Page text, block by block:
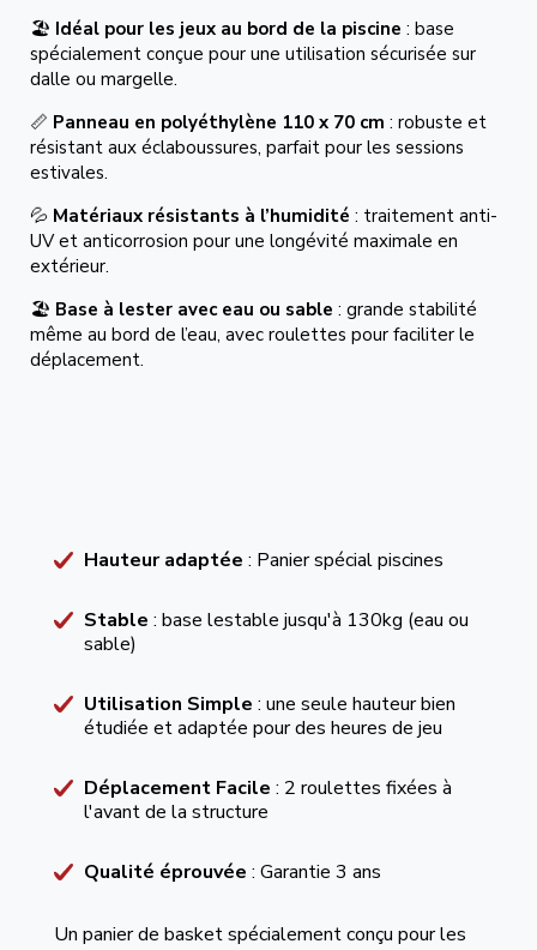
Hauteur adaptée : Panier spécial piscines
Stable : base lestable jusqu'à 130kg (eau ou
sable)
Utilisation Simple : une seule hauteur bien
étudiée et adaptée pour des heures de jeu
Déplacement Facile : 2 roulettes fixées à
l'avant de la structure
Qualité éprouvée : Garantie 3 ans
Un panier de basket spécialement conçu pour les
🏖️ Idéal pour les jeux au bord de la piscine : base
spécialement conçue pour une utilisation sécurisée sur
dalle ou margelle.
📏 Panneau en polyéthylène 110 x 70 cm : robuste et
résistant aux éclaboussures, parfait pour les sessions
estivales.
💦 Matériaux résistants à l’humidité : traitement anti-
UV et anticorrosion pour une longévité maximale en
extérieur.
🏖️ Base à lester avec eau ou sable : grande stabilité
même au bord de l’eau, avec roulettes pour faciliter le
déplacement.